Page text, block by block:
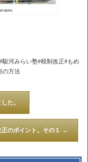
河みらい塾#税制改正#もめ
の方法
た。
のポイント。その１ →